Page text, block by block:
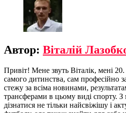
Автор: Віталій
Привіт! Мене звуть Віталік, мені
самого дитинства, сам професійно
стежу за всіма новинами,
трансферами в цьому виді спорту. З
дізнатися не тільки найсвіжішу і